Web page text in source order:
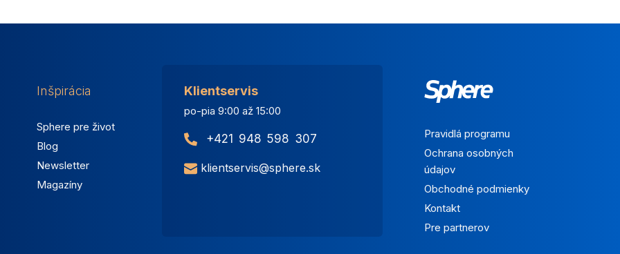
Inšpirácia
Sphere pre život
Blog
Newsletter
Magazíny
Klientservis
po-pia 9:00 až 15:00
+421 948 598 307
klientservis@sphere.sk
Pravidlá programu
Ochrana osobných
údajov
Obchodné podmienky
Kontakt
Pre partnerov